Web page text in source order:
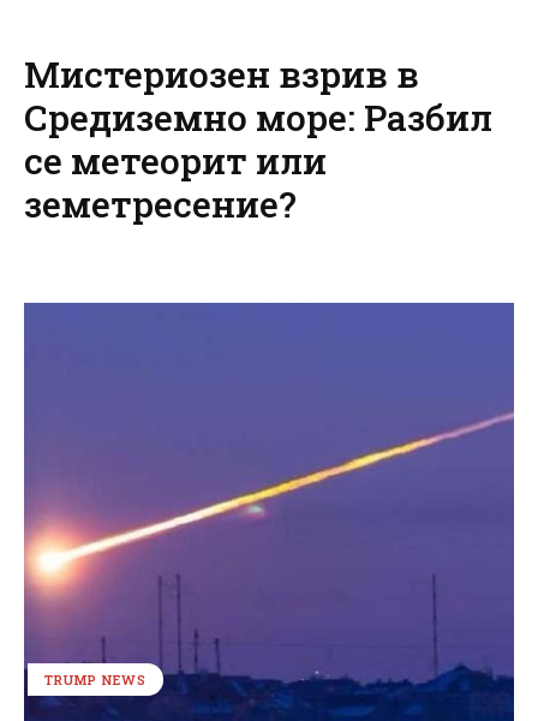
Мистериозен взрив в
Средиземно море: Разбил
се метеорит или
земетресение?
TRUMP NEWS